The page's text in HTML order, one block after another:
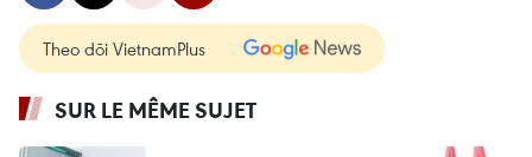
Theo dõi VietnamPlus
SUR LE MÊME SUJET